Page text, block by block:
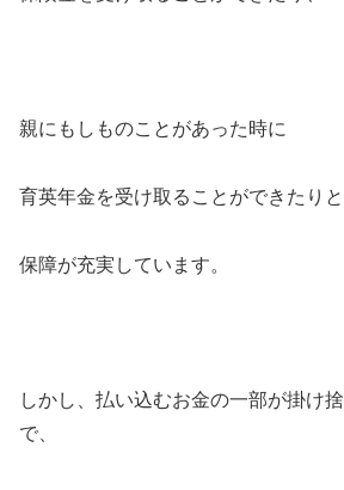
親にもしものことがあった時に
育英年金を受け取ることができたりと
保障が充実しています。
しかし、払い込むお金の一部が掛け
で、